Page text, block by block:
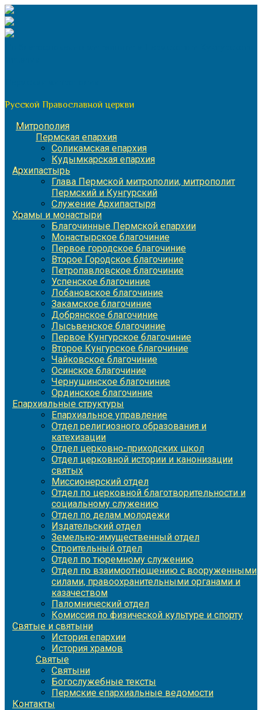
Перейти
к
содержимому
Русской Православной церкви
Митрополия
Пермская епархия
Соликамская епархия
Кудымкарская епархия
Архипастырь
Глава Пермской митрополии, митрополит
Пермский и Кунгурский
Служение Архипастыря
Храмы и монастыри
Благочинные Пермской епархии
Монастырское благочиние
Первое городское благочиние
Второе Городское благочиние
Петропавловское благочиние
Успенское благочиние
Лобановское благочиние
Закамское благочиние
Добрянское благочиние
Лысьвенское благочиние
Первое Кунгурское благочиние
Второе Кунгурское благочиние
Чайковское благочиние
Осинское благочиние
Чернушинское благочиние
Ординское благочиние
Епархиальные структуры
Епархиальное управление
Отдел религиозного образования и
катехизации
Отдел церковно-приходских школ
Отдел церковной истории и канонизации
святых
Миссионерский отдел
Отдел по церковной благотворительности и
социальному служению
Отдел по делам молодежи
Издательский отдел
Земельно-имущественный отдел
Строительный отдел
Отдел по тюремному служению
Отдел по взаимоотношению с вооруженными
силами, правоохранительными органами и
казачеством
Паломнический отдел
Комиссия по физической культуре и спорту
Святые и святыни
История епархии
История храмов
Святые
Святыни
Богослужебные тексты
Пермские епархиальные ведомости
Контакты